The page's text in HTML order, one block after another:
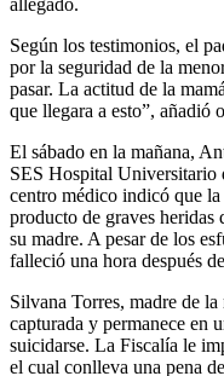
allegado.
Según los testimonios, el
por la seguridad de la
pasar. La actitud de la
que llegara a esto”, añadió
El sábado en la mañana,
SES Hospital Universitario
centro médico indicó que
producto de graves heridas
su madre. A pesar de los
falleció una hora después
Silvana Torres, madre de
capturada y permanece en
suicidarse. La Fiscalía le
el cual conlleva una pena